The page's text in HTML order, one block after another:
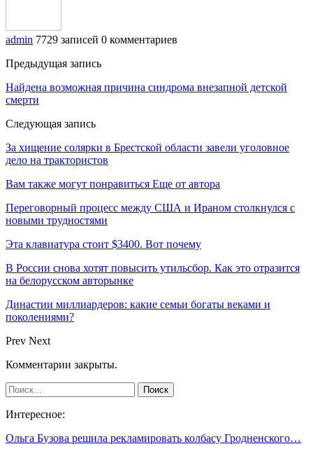
admin 7729 записей 0 комментариев
Предыдущая запись
Найдена возможная причина синдрома внезапной детской
смерти
Следующая запись
За хищение солярки в Брестской области завели уголовное
дело на трактористов
Вам также могут понравиться Еще от автора
Переговорный процесс между США и Ираном столкнулся с
новыми трудностями
Эта клавиатура стоит $3400. Вот почему
В России снова хотят повысить утильсбор. Как это отразится
на белорусском авторынке
Династии миллиардеров: какие семьи богаты веками и
поколениями?
Prev Next
Комментарии закрыты.
Интересное:
Ольга Бузова решила рекламировать колбасу Гродненского…